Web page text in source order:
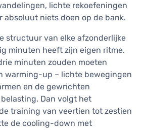
lichte rekoefeningen
absoluut niets doen op de bank.
structuur van elke afzonderlijke
minuten heeft zijn eigen ritme.
minuten zouden moeten
warming-up – lichte bewegingen
en de gewrichten
Dan volgt het
training van veertien tot zestien
de cooling-down met